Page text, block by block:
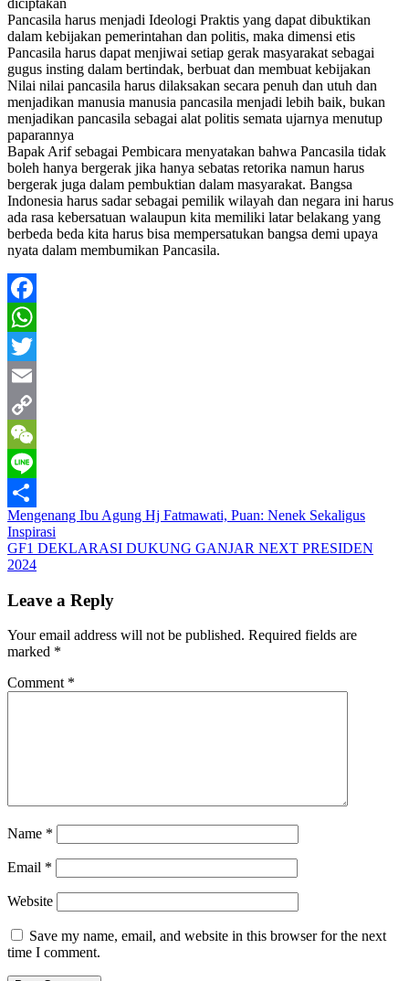
Pancasila harus menjadi Ideologi Praktis yang dapat dibuktikan
dalam kebijakan pemerintahan dan politis, maka dimensi etis
Pancasila harus dapat menjiwai setiap gerak masyarakat sebagai
gugus insting dalam bertindak, berbuat dan membuat kebijakan
Nilai nilai pancasila harus dilaksakan secara penuh dan utuh dan
menjadikan manusia manusia pancasila menjadi lebih baik, bukan
menjadikan pancasila sebagai alat politis semata ujarnya menutup
paparannya
Bapak Arif sebagai Pembicara menyatakan bahwa Pancasila tidak
boleh hanya bergerak jika hanya sebatas retorika namun harus
bergerak juga dalam pembuktian dalam masyarakat. Bangsa
Indonesia harus sadar sebagai pemilik wilayah dan negara ini harus
ada rasa kebersatuan walaupun kita memiliki latar belakang yang
berbeda beda kita harus bisa mempersatukan bangsa demi upaya
nyata dalam membumikan Pancasila.
Facebook
WhatsApp
Twitter
Email
Copy
Link
WeChat
Line
Share
Post
navigation
Mengenang Ibu Agung Hj Fatmawati, Puan: Nenek Sekaligus
Inspirasi
GF1 DEKLARASI DUKUNG GANJAR NEXT PRESIDEN
2024
Leave a Reply
Your email address will not be published. Required fields are
marked *
Comment *
Name *
Email *
Website
Save my name, email, and website in this browser for the next
time I comment.